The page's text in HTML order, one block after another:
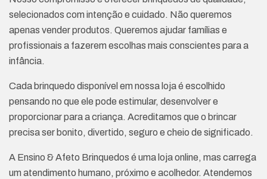
selecionados com intenção e cuidado. Não queremos
apenas vender produtos. Queremos ajudar famílias e
profissionais a fazerem escolhas mais conscientes para a
infância.
Cada brinquedo disponível em nossa loja é escolhido
pensando no que ele pode estimular, desenvolver e
proporcionar para a criança. Acreditamos que o brincar
precisa ser bonito, divertido, seguro e cheio de significado.
A Ensino & Afeto Brinquedos é uma loja online, mas carrega
um atendimento humano, próximo e acolhedor. Atendemos